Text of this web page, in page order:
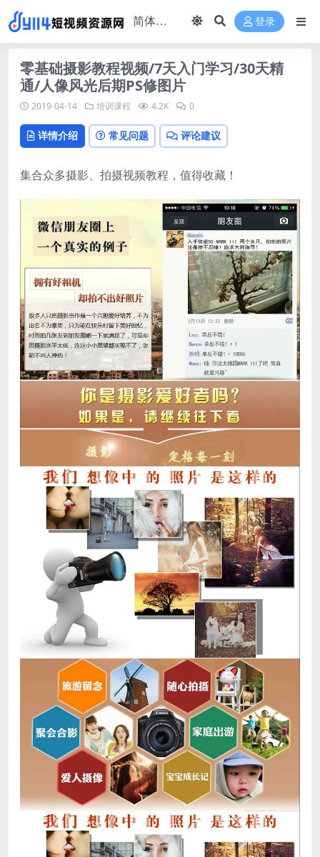
登录
零基础摄影教程视频/7天入门学习/30天精
通/人像风光后期PS修图片
2019-04-14 培训课程 4.2K 0
详情介绍 常见问题 评论建议
集合众多摄影、拍摄视频教程，值得收藏！